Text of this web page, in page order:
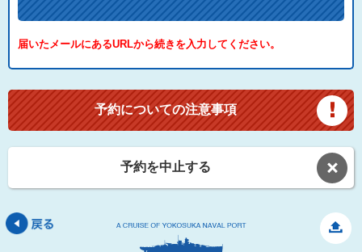
届いたメールにあるURLから続きを入力してください。
予約についての注意事項
予約を中止する